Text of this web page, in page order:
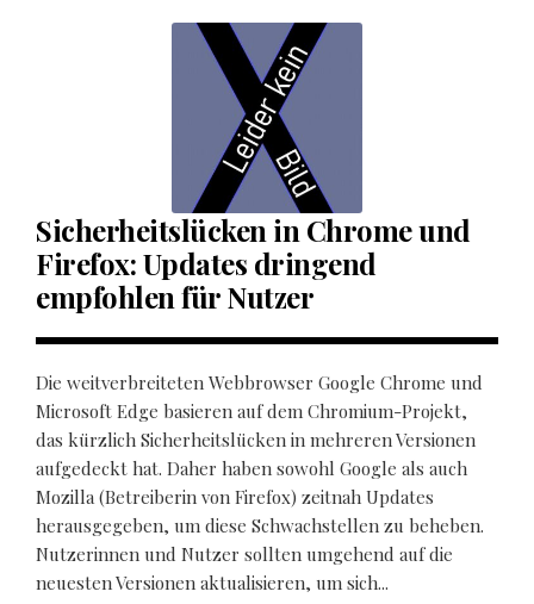
Sicherheitslücken in Chrome und
Firefox: Updates dringend
empfohlen für Nutzer
Die weitverbreiteten Webbrowser Google Chrome und
Microsoft Edge basieren auf dem Chromium-Projekt,
das kürzlich Sicherheitslücken in mehreren Versionen
aufgedeckt hat. Daher haben sowohl Google als auch
Mozilla (Betreiberin von Firefox) zeitnah Updates
herausgegeben, um diese Schwachstellen zu beheben.
Nutzerinnen und Nutzer sollten umgehend auf die
neuesten Versionen aktualisieren, um sich...